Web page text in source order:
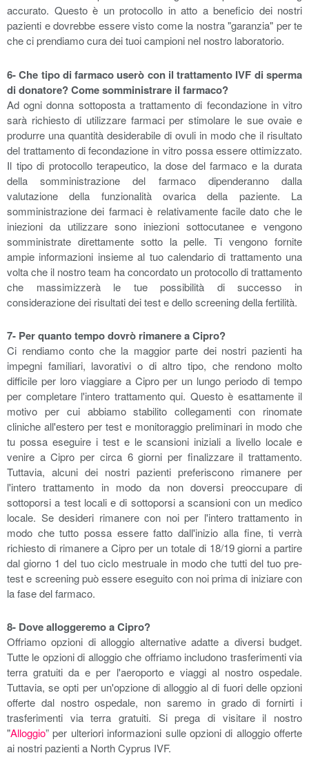
accurato. Questo è un protocollo in atto a beneficio dei nostri
pazienti e dovrebbe essere visto come la nostra "garanzia" per te
che ci prendiamo cura dei tuoi campioni nel nostro laboratorio.
6- Che tipo di farmaco userò con il trattamento IVF di sperma
di donatore? Come somministrare il farmaco?
Ad ogni donna sottoposta a trattamento di fecondazione in vitro
sarà richiesto di utilizzare farmaci per stimolare le sue ovaie e
produrre una quantità desiderabile di ovuli in modo che il risultato
del trattamento di fecondazione in vitro possa essere ottimizzato.
Il tipo di protocollo terapeutico, la dose del farmaco e la durata
della somministrazione del farmaco dipenderanno dalla
valutazione della funzionalità ovarica della paziente. La
somministrazione dei farmaci è relativamente facile dato che le
iniezioni da utilizzare sono iniezioni sottocutanee e vengono
somministrate direttamente sotto la pelle. Ti vengono fornite
ampie informazioni insieme al tuo calendario di trattamento una
volta che il nostro team ha concordato un protocollo di trattamento
che massimizzerà le tue possibilità di successo in
considerazione dei risultati dei test e dello screening della fertilità.
7- Per quanto tempo dovrò rimanere a Cipro?
Ci rendiamo conto che la maggior parte dei nostri pazienti ha
impegni familiari, lavorativi o di altro tipo, che rendono molto
difficile per loro viaggiare a Cipro per un lungo periodo di tempo
per completare l'intero trattamento qui. Questo è esattamente il
motivo per cui abbiamo stabilito collegamenti con rinomate
cliniche all'estero per test e monitoraggio preliminari in modo che
tu possa eseguire i test e le scansioni iniziali a livello locale e
venire a Cipro per circa 6 giorni per finalizzare il trattamento.
Tuttavia, alcuni dei nostri pazienti preferiscono rimanere per
l'intero trattamento in modo da non doversi preoccupare di
sottoporsi a test locali e di sottoporsi a scansioni con un medico
locale. Se desideri rimanere con noi per l'intero trattamento in
modo che tutto possa essere fatto dall'inizio alla fine, ti verrà
richiesto di rimanere a Cipro per un totale di 18/19 giorni a partire
dal giorno 1 del tuo ciclo mestruale in modo che tutti del tuo pre-
test e screening può essere eseguito con noi prima di iniziare con
la fase del farmaco.
8- Dove alloggeremo a Cipro?
Offriamo opzioni di alloggio alternative adatte a diversi budget.
Tutte le opzioni di alloggio che offriamo includono trasferimenti via
terra gratuiti da e per l'aeroporto e viaggi al nostro ospedale.
Tuttavia, se opti per un'opzione di alloggio al di fuori delle opzioni
offerte dal nostro ospedale, non saremo in grado di fornirti i
trasferimenti via terra gratuiti. Si prega di visitare il nostro
"Alloggio” per ulteriori informazioni sulle opzioni di alloggio offerte
ai nostri pazienti a North Cyprus IVF.